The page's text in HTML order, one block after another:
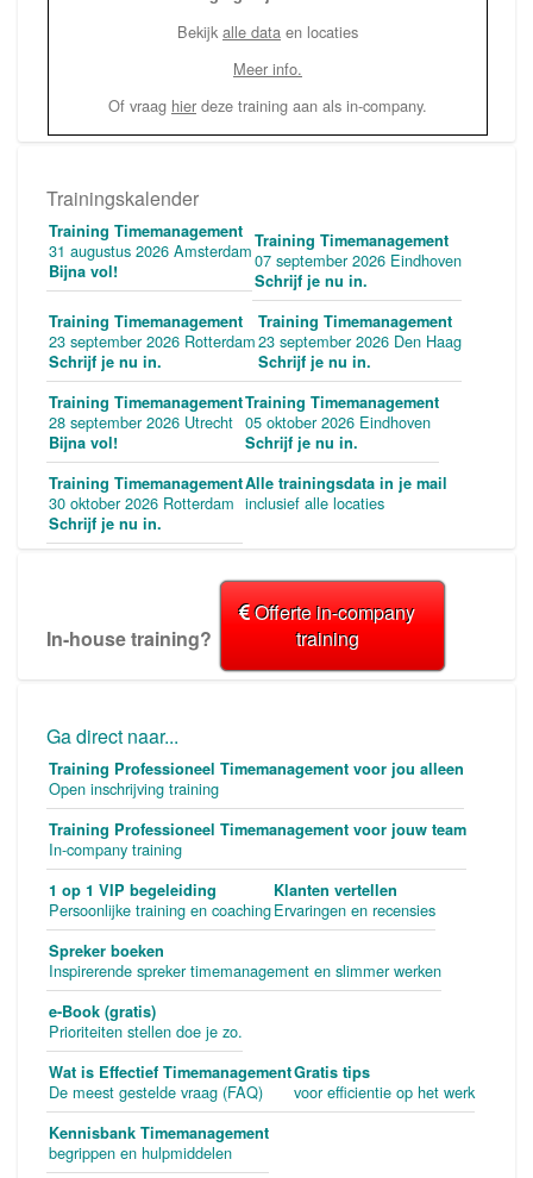
Bekijk alle data en locaties
Meer info.
Of vraag hier deze training aan als in-company.
Trainingskalender
Training Timemanagement
31 augustus 2026 Amsterdam
Bijna vol!
Training Timemanagement
07 september 2026 Eindhoven
Schrijf je nu in.
Training Timemanagement
23 september 2026 Rotterdam
Schrijf je nu in.
Training Timemanagement
23 september 2026 Den Haag
Schrijf je nu in.
Training Timemanagement
28 september 2026 Utrecht
Bijna vol!
Training Timemanagement
05 oktober 2026 Eindhoven
Schrijf je nu in.
Training Timemanagement
30 oktober 2026 Rotterdam
Schrijf je nu in.
Alle trainingsdata in je mail
inclusief alle locaties
In-house training?
Offerte in-company
training
Ga direct naar...
Training Professioneel Timemanagement voor jou alleen
Open inschrijving training
Training Professioneel Timemanagement voor jouw team
In-company training
1 op 1 VIP begeleiding
Persoonlijke training en coaching
Klanten vertellen
Ervaringen en recensies
Spreker boeken
Inspirerende spreker timemanagement en slimmer werken
e-Book (gratis)
Prioriteiten stellen doe je zo.
Wat is Effectief Timemanagement
De meest gestelde vraag (FAQ)
Gratis tips
voor efficientie op het werk
Kennisbank Timemanagement
begrippen en hulpmiddelen